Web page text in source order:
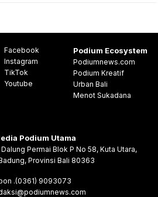
Facebook
Instagram
TikTok
Youtube
Podium Ecosystem
Podiumnews.com
Podium Kreatif
Urban Bali
Menot Sukadana
Podium Utama
Permai Blok P No 58, Kuta Utara,
Provinsi Bali 80363
.(0361) 9093073